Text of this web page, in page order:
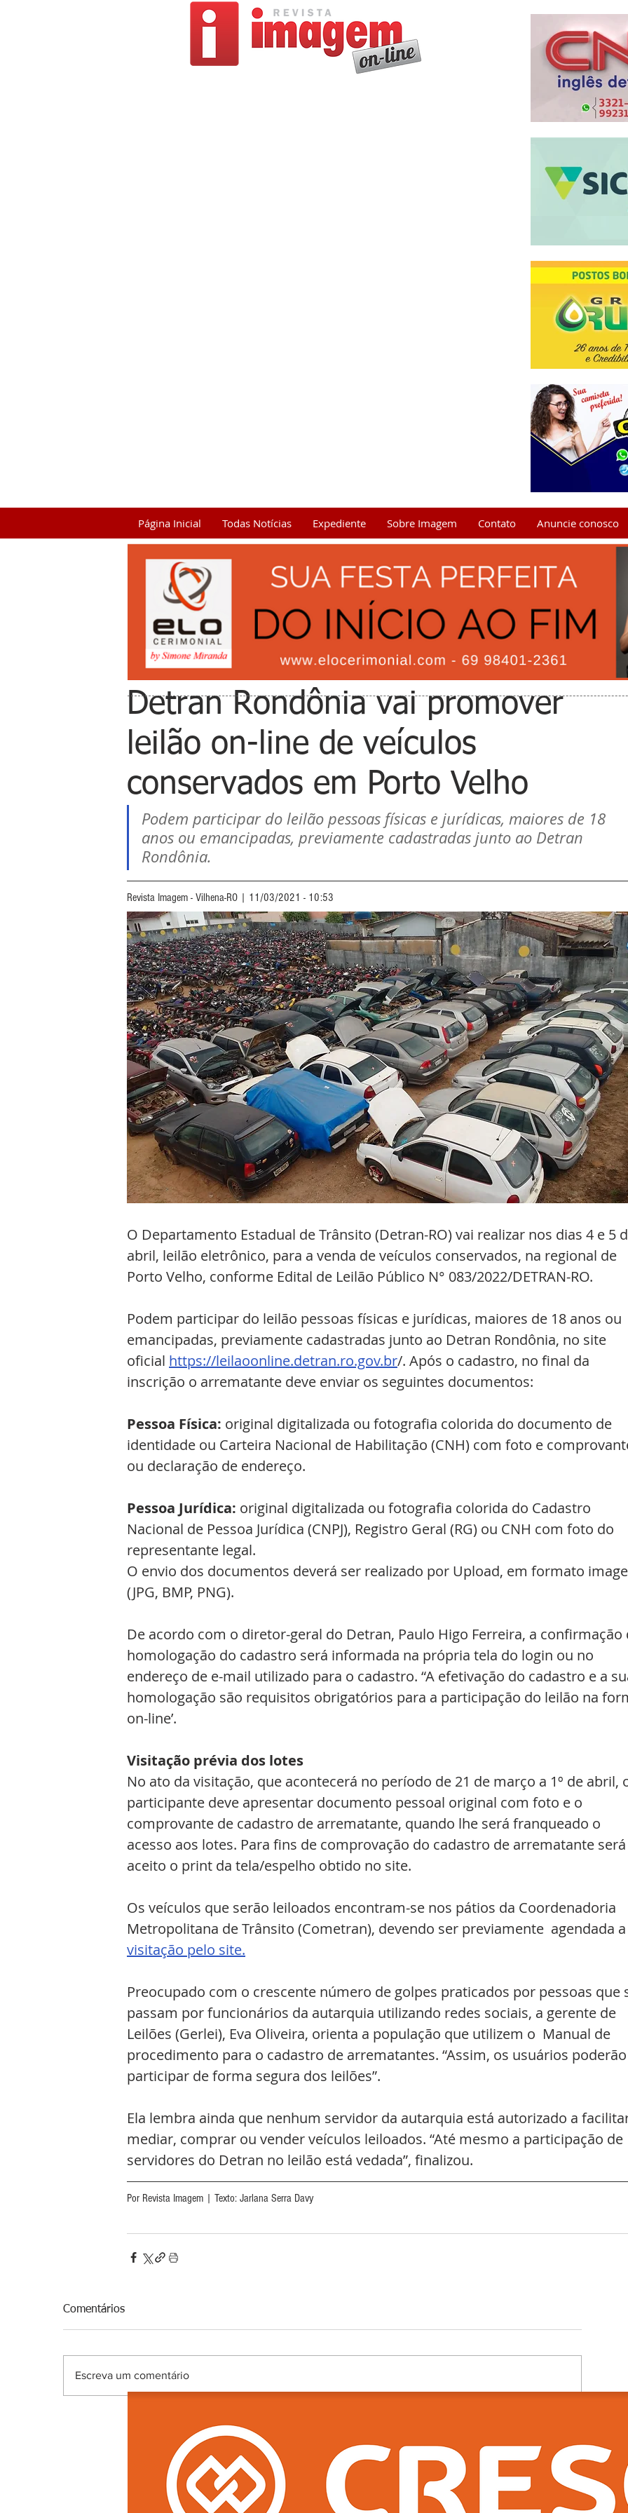
Página Inicial Todas Notícias Expediente Sobre Imagem Contato Anuncie conosco
Detran Rondônia vai promover
leilão on-line de veículos
conservados em Porto Velho
Podem participar do leilão pessoas físicas e jurídicas, maiores de 18
anos ou emancipadas, previamente cadastradas junto ao Detran
Rondônia.
Revista Imagem - Vilhena-RO | 11/03/2021 - 10:53
O Departamento Estadual de Trânsito (Detran-RO) vai realizar nos dias 4 e 5
abril, leilão eletrônico, para a venda de veículos conservados, na regional de
Porto Velho, conforme Edital de Leilão Público N° 083/2022/DETRAN-RO.
Podem participar do leilão pessoas físicas e jurídicas, maiores de 18 anos ou
emancipadas, previamente cadastradas junto ao Detran Rondônia, no site
oficial https://leilaoonline.detran.ro.gov.br/. Após o cadastro, no final da
inscrição o arrematante deve enviar os seguintes documentos:
Pessoa Física: original digitalizada ou fotografia colorida do documento de
identidade ou Carteira Nacional de Habilitação (CNH) com foto e
ou declaração de endereço.
Pessoa Jurídica: original digitalizada ou fotografia colorida do Cadastro
Nacional de Pessoa Jurídica (CNPJ), Registro Geral (RG) ou CNH com foto do
representante legal.
O envio dos documentos deverá ser realizado por Upload, em formato
(JPG, BMP, PNG).
De acordo com o diretor-geral do Detran, Paulo Higo Ferreira, a
homologação do cadastro será informada na própria tela do login ou no
endereço de e-mail utilizado para o cadastro. “A efetivação do cadastro e a
homologação são requisitos obrigatórios para a participação do leilão na
on-line’.
Visitação prévia dos lotes
No ato da visitação, que acontecerá no período de 21 de março a 1º de abril,
participante deve apresentar documento pessoal original com foto e o
comprovante de cadastro de arrematante, quando lhe será franqueado o
acesso aos lotes. Para fins de comprovação do cadastro de arrematante
aceito o print da tela/espelho obtido no site.
Os veículos que serão leiloados encontram-se nos pátios da Coordenadoria
Metropolitana de Trânsito (Cometran), devendo ser previamente  agendada
visitação pelo site.
Preocupado com o crescente número de golpes praticados por pessoas que
passam por funcionários da autarquia utilizando redes sociais, a gerente de
Leilões (Gerlei), Eva Oliveira, orienta a população que utilizem o  Manual de
procedimento para o cadastro de arrematantes. “Assim, os usuários
participar de forma segura dos leilões”.
Ela lembra ainda que nenhum servidor da autarquia está autorizado a
mediar, comprar ou vender veículos leiloados. “Até mesmo a participação de
servidores do Detran no leilão está vedada”, finalizou.
Por Revista Imagem | Texto: Jarlana Serra Davy
Comentários
Escreva um comentário